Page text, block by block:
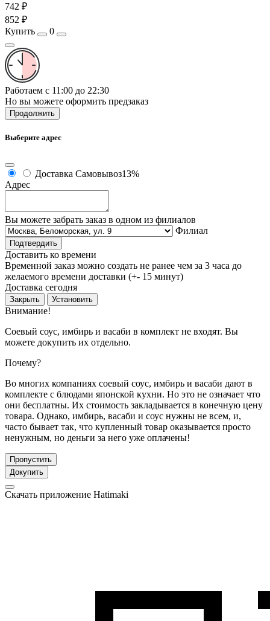
742 ₽
852 ₽
Купить
0
Работаем с 11:00 до 22:30
Но вы можете оформить предзаказ
Продолжить
Выберите адрес
Доставка Самовывоз13%
Адрес
Вы можете забрать заказ в одном из филиалов
Филиал
Подтвердить
Доставить ко времени
Временной заказ можно создать не ранее чем за 3 часа до
желаемого времени доставки (+- 15 минут)
Доставка сегодня
Закрыть Установить
Внимание!
Соевый соус, имбирь и васаби в комплект не входят. Вы
можете докупить их отдельно.
Почему?
Во многих компаниях соевый соус, имбирь и васаби дают в
комплекте с блюдами японской кухни. Но это не означает что
они бесплатны. Их стоимость закладывается в конечную цену
товара. Однако, имбирь, васаби и соус нужны не всем, и,
часто бывает так, что купленный товар оказывается просто
ненужным, но деньги за него уже оплачены!
Пропустить
Докупить
Скачать приложение Hatimaki